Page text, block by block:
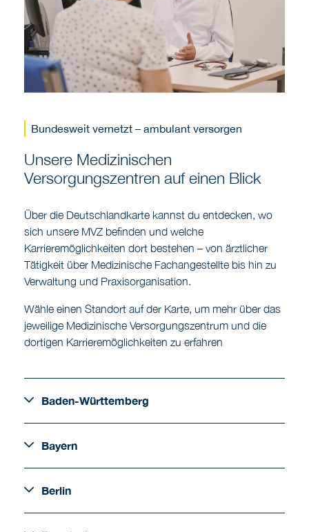
Bundesweit vernetzt – ambulant versorgen
Unsere Medizinischen
Versorgungszentren auf einen Blick
Über die Deutschlandkarte kannst du entdecken, wo
sich unsere MVZ befinden und welche
Karrieremöglichkeiten dort bestehen – von ärztlicher
Tätigkeit über Medizinische Fachangestellte bis hin zu
Verwaltung und Praxisorganisation.
Wähle einen Standort auf der Karte, um mehr über das
jeweilige Medizinische Versorgungszentrum und die
dortigen Karrieremöglichkeiten zu erfahren
Baden-Württemberg
Bayern
Berlin